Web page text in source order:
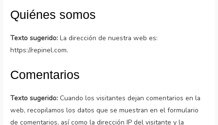
Quiénes somos
Texto sugerido:La dirección de nuestra web es:
https://repinel.com.
Comentarios
Texto sugerido:Cuando los visitantes dejan comentarios en la
web, recopilamos los datos que se muestran en el formulario
de comentarios, así como la dirección IP del visitante y la